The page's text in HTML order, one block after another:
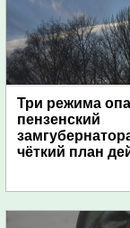
Три режима
пензенский
чёткий план